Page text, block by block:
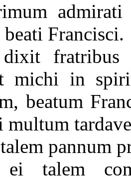
admirati
Francisci.
fratribus
michi in
beatum
multum
pannum
talem